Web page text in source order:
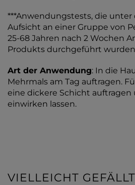
***Anwendungstests, die
Aufsicht an einer Gruppe von
25-68 Jahren nach 2 Wochen
Produkts durchgeführt
Art der Anwendung: In die
Mehrmals am Tag auftragen.
eine dickere Schicht auftragen
einwirken lassen.
VIELLEICHT